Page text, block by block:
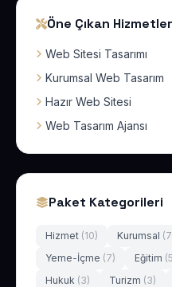
Öne Çıkan Hizmetler
Web Sitesi Tasarımı
Kurumsal Web Tasarım
Hazır Web Sitesi
Web Tasarım Ajansı
Paket Kategorileri
Hizmet (10) Kurumsal
Yeme-İçme (7) Eğitim
Hukuk (3) Turizm (3)